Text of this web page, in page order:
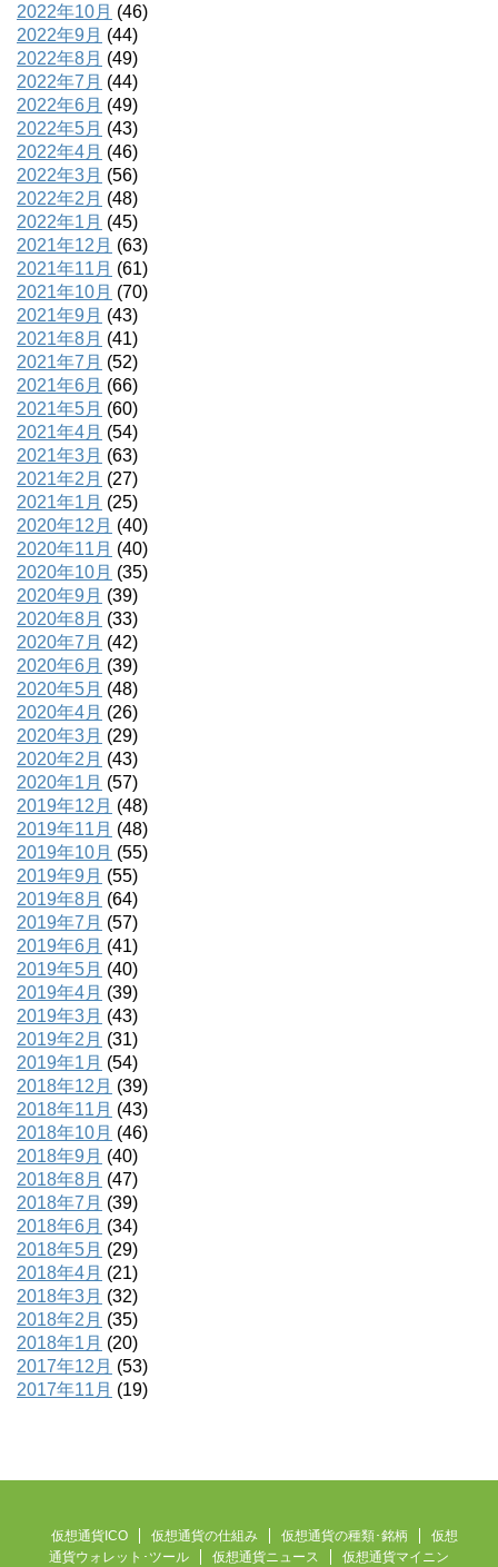
2022年10月 (46)
2022年9月 (44)
2022年8月 (49)
2022年7月 (44)
2022年6月 (49)
2022年5月 (43)
2022年4月 (46)
2022年3月 (56)
2022年2月 (48)
2022年1月 (45)
2021年12月 (63)
2021年11月 (61)
2021年10月 (70)
2021年9月 (43)
2021年8月 (41)
2021年7月 (52)
2021年6月 (66)
2021年5月 (60)
2021年4月 (54)
2021年3月 (63)
2021年2月 (27)
2021年1月 (25)
2020年12月 (40)
2020年11月 (40)
2020年10月 (35)
2020年9月 (39)
2020年8月 (33)
2020年7月 (42)
2020年6月 (39)
2020年5月 (48)
2020年4月 (26)
2020年3月 (29)
2020年2月 (43)
2020年1月 (57)
2019年12月 (48)
2019年11月 (48)
2019年10月 (55)
2019年9月 (55)
2019年8月 (64)
2019年7月 (57)
2019年6月 (41)
2019年5月 (40)
2019年4月 (39)
2019年3月 (43)
2019年2月 (31)
2019年1月 (54)
2018年12月 (39)
2018年11月 (43)
2018年10月 (46)
2018年9月 (40)
2018年8月 (47)
2018年7月 (39)
2018年6月 (34)
2018年5月 (29)
2018年4月 (21)
2018年3月 (32)
2018年2月 (35)
2018年1月 (20)
2017年12月 (53)
2017年11月 (19)
仮想通貨ICO 仮想通貨の仕組み 仮想通貨の種類･銘柄
仮想
通貨ウォレット･ツール
仮想通貨ニュース 仮想通貨マイニン